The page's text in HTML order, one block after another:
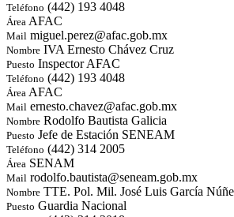
Teléfono (442) 193 4048
Área AFAC
Mail miguel.perez@afac.gob.mx
Nombre IVA Ernesto Chávez Cruz
Puesto Inspector AFAC
Teléfono (442) 193 4048
Área AFAC
Mail ernesto.chavez@afac.gob.mx
Nombre Rodolfo Bautista Galicia
Puesto Jefe de Estación SENEAM
Teléfono (442) 314 2005
Área SENAM
Mail rodolfo.bautista@seneam.gob.mx
Nombre TTE. Pol. Mil. José Luis García
Puesto Guardia Nacional